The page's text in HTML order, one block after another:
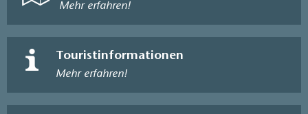
Mehr erfahren!
Touristinformationen
Mehr erfahren!